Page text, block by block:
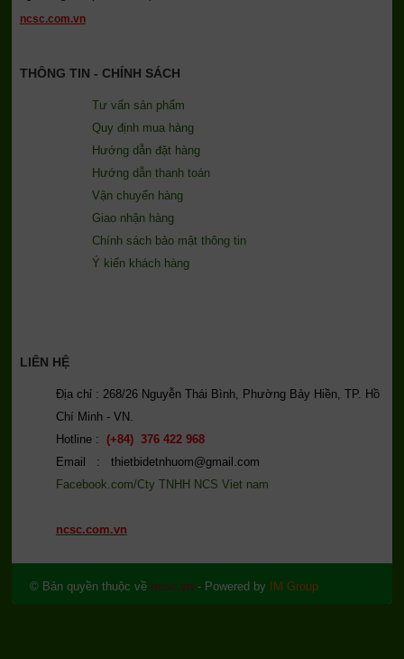
ncsc.com.vn
THÔNG TIN - CHÍNH SÁCH
Tư vấn sản phẩm
Quy định mua hàng
Hướng dẫn đặt hàng
Hướng dẫn thanh toán
Vận chuyển hàng
Giao nhận hàng
Chính sách bảo mật thông tin
Ý kiến khách hàng
LIÊN HỆ
Địa chỉ : 268/26 Nguyễn Thái Bình, Phường Bảy Hiền, TP. Hồ
Chí Minh - VN.
Hotline : (+84) 376 422 968
Email : thietbidetnhuom@gmail.com
Facebook.com/Cty TNHH NCS Viet nam
ncsc.com.vn
© Bản quyền thuộc về ncsc.vn - Powered by IM Group